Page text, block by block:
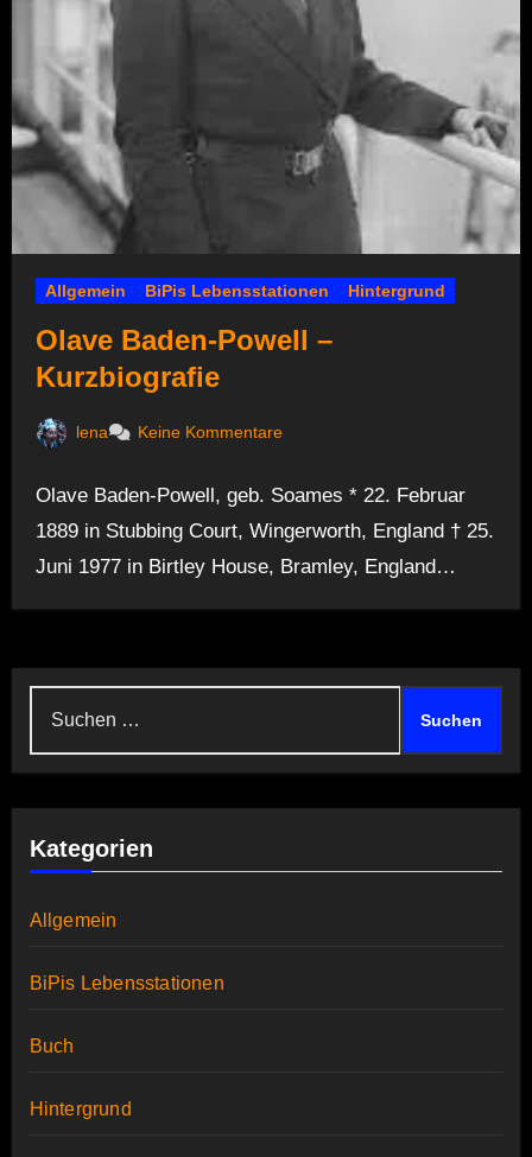
Allgemein BiPis Lebensstationen Hintergrund
Olave Baden-Powell –
Kurzbiografie
lena Keine Kommentare
Olave Baden-Powell, geb. Soames * 22. Februar
1889 in Stubbing Court, Wingerworth, England † 25.
Juni 1977 in Birtley House, Bramley, England…
Kategorien
Allgemein
BiPis Lebensstationen
Buch
Hintergrund